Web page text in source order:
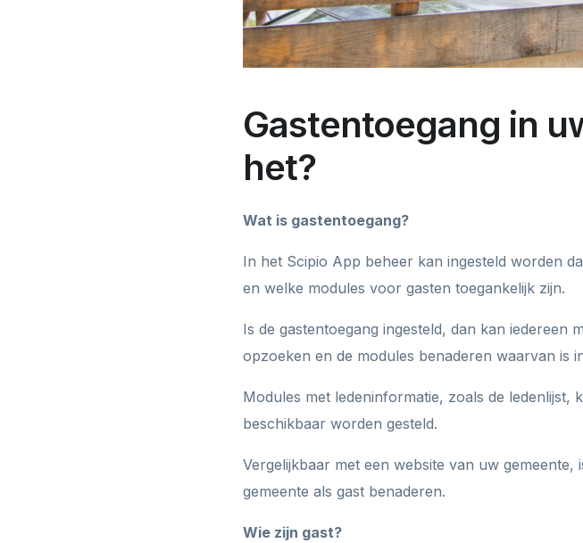
Gastentoegang in
het?
Wat is gastentoegang?
In het Scipio App beheer kan ingesteld worden
en welke modules voor gasten toegankelijk zijn.
Is de gastentoegang ingesteld, dan kan iedereen
opzoeken en de modules benaderen waarvan is
Modules met ledeninformatie, zoals de
beschikbaar worden gesteld.
Vergelijkbaar met een website van uw
gemeente als gast benaderen.
Wie zijn gast?